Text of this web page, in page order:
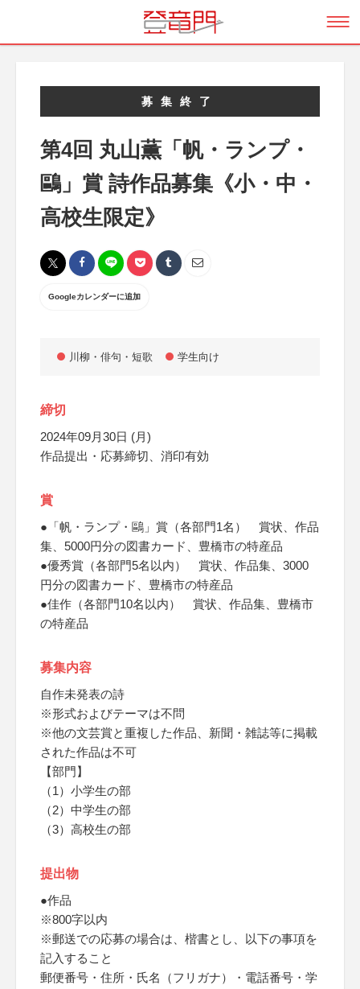
募集終了
第4回 丸山薫「帆・ランプ・
鷗」賞 詩作品募集《小・中・
高校生限定》
Googleカレンダーに追加
川柳・俳句・短歌 学生向け
締切
2024年09月30日 (月)
作品提出・応募締切、消印有効
賞
●「帆・ランプ・鷗」賞（各部門1名） 賞状、作品
集、5000円分の図書カード、豊橋市の特産品
●優秀賞（各部門5名以内） 賞状、作品集、3000
円分の図書カード、豊橋市の特産品
●佳作（各部門10名以内） 賞状、作品集、豊橋市
の特産品
募集内容
自作未発表の詩
※形式およびテーマは不問
※他の文芸賞と重複した作品、新聞・雑誌等に掲載
された作品は不可
【部門】
（1）小学生の部
（2）中学生の部
（3）高校生の部
提出物
●作品
※800字以内
※郵送での応募の場合は、楷書とし、以下の事項を
記入すること
郵便番号・住所・氏名（フリガナ）・電話番号・学